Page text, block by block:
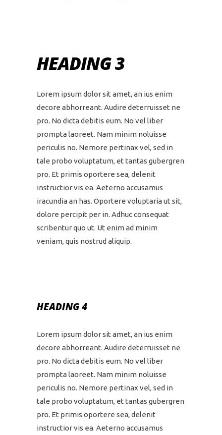
HEADING 3
Lorem ipsum dolor sit amet, an ius enim
decore abhorreant. Audire deterruisset ne
pro. No dicta debitis eum. No vel liber
prompta laoreet. Nam minim noluisse
periculis no. Nemore pertinax vel, sed in
tale probo voluptatum, et tantas gubergren
pro. Et primis oportere sea, delenit
instructior vis ea. Aeterno accusamus
iracundia an has. Oportere voluptaria ut sit,
dolore percipit per in. Adhuc consequat
scribentur quo ut. Ut enim ad minim
veniam, quis nostrud aliquip.
HEADING 4
Lorem ipsum dolor sit amet, an ius enim
decore abhorreant. Audire deterruisset ne
pro. No dicta debitis eum. No vel liber
prompta laoreet. Nam minim noluisse
periculis no. Nemore pertinax vel, sed in
tale probo voluptatum, et tantas gubergren
pro. Et primis oportere sea, delenit
instructior vis ea. Aeterno accusamus